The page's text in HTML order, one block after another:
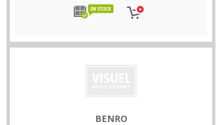
BENRO